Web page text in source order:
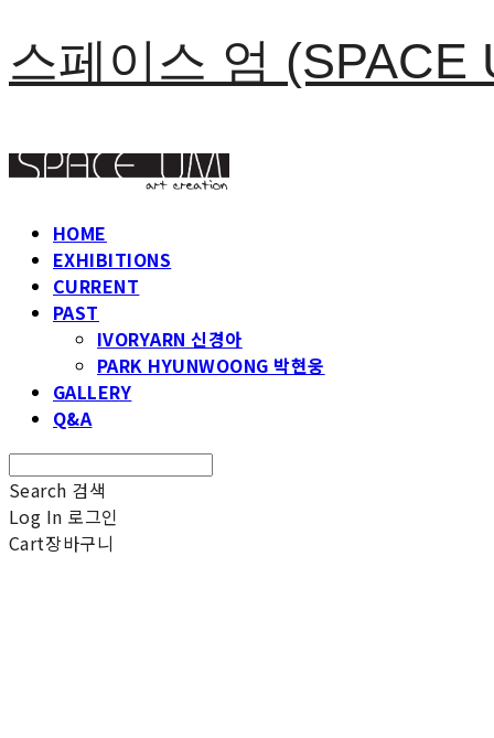
스페이스 엄 (SPACE
HOME
EXHIBITIONS
CURRENT
PAST
IVORYARN 신경아
PARK HYUNWOONG 박현웅
GALLERY
Q&A
Search 검색
Log In 로그인
Cart장바구니